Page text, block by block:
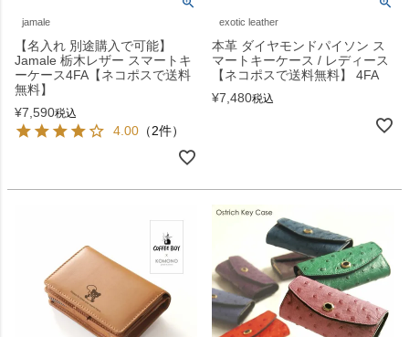
jamale
【名入れ 別途購入で可能】
Jamale 栃木レザー スマートキ
ーケース4FA【ネコポスで送料
無料】
¥7,590税込
4.00 （2件）
exotic leather
本革 ダイヤモンドパイソン ス
マートキーケース / レディース
【ネコポスで送料無料】 4FA
¥7,480税込